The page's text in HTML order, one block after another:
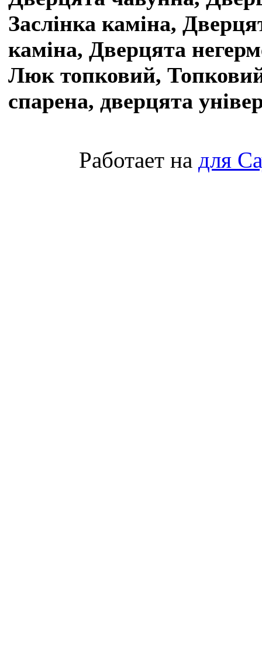
Заслінка каміна,
каміна, Дверцята
Люк топковий,
спарена, дверцята
Работает на для